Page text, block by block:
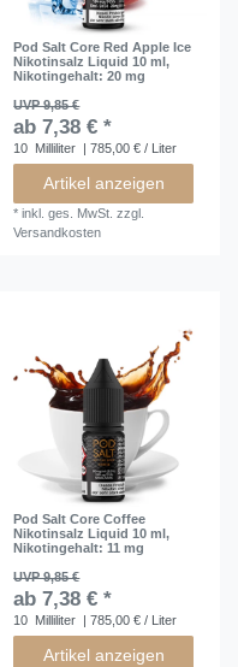
Pod Salt Core Red Apple Ice
Nikotinsalz Liquid 10 ml,
Nikotingehalt: 20 mg
UVP 9,85 €
ab 7,38 € *
10 Milliliter | 785,00 € / Liter
Artikel anzeigen
*inkl. ges. MwSt. zzgl.
Versandkosten
Pod Salt Core Coffee
Nikotinsalz Liquid 10 ml,
Nikotingehalt: 11 mg
UVP 9,85 €
ab 7,38 € *
10 Milliliter | 785,00 € / Liter
Artikel anzeigen